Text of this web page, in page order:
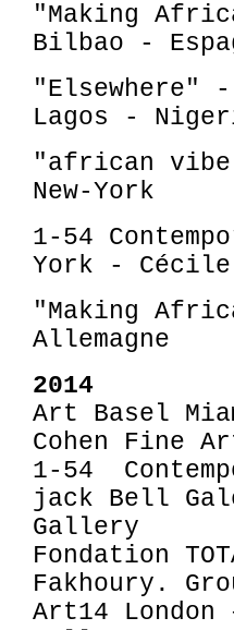
"Making
Bilbao -
"Elsewhere"
Lagos -
"african
New-York
1-54
York - Cécile
"Making
Allemagne
2014
Art Basel
Cohen Fine
1-54
jack Bell
Gallery
Fondation
Fakhoury.
Art14